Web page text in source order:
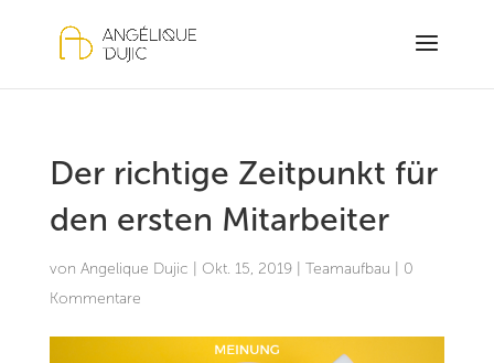
Der richtige Zeitpunkt für
den ersten Mitarbeiter
von Angelique Dujic Okt. 15, 2019| Teamaufbau
0
Kommentare